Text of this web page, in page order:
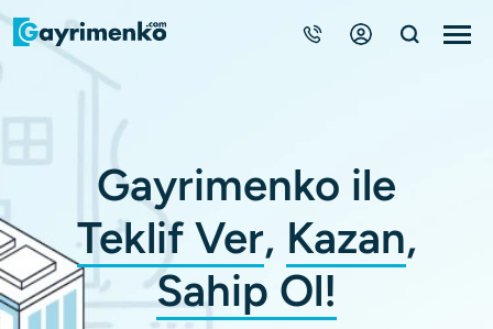
Nasıl Çalışır?
Çözüm Ortağı Ol
Kurumsal
Gayrimenko ile
Teklif Ver, Kazan,
Sahip Ol!